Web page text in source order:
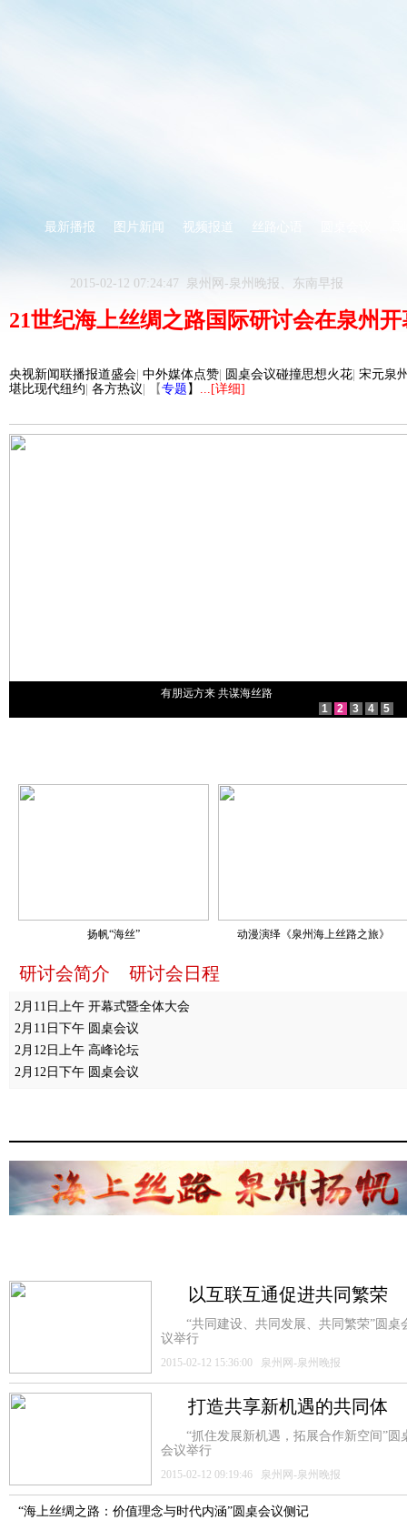
最新播报 图片新闻 视频报道 丝路心语
2015-02-12 07:24:47 泉州网-泉州晚报、东南早报
21世纪海上丝绸之路国际研讨会在泉州开
央视新闻联播报道盛会 中外媒体点赞 圆桌会议碰撞思想火花 宋元泉
堪比现代纽约 各方热议 | 【 专题 】 ...[详细]
有朋远方来 共谋海丝路
1
2 3 4 5
扬帆“海丝” 动漫演绎《泉州海上丝路之旅》
研讨会简介 研讨会日程
2月11日上午 开幕式暨全体大会
2月11日下午 圆桌会议
2月12日上午 高峰论坛
2月12日下午 圆桌会议
以互联互通促进共同繁荣
“共同建设、共同发展、共同繁荣”圆桌
议举行
2015-02-12 15:36:00 泉州网-泉州晚报
打造共享新机遇的共同体
“抓住发展新机遇，拓展合作新空间”圆
会议举行
2015-02-12 09:19:46 泉州网-泉州晚报
“海上丝绸之路：价值理念与时代内涵”圆桌会议侧记